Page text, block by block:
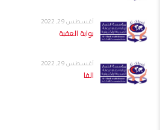
أغسطس 29, 2022
بوابة العقبة
أغسطس 29, 2022
الفا